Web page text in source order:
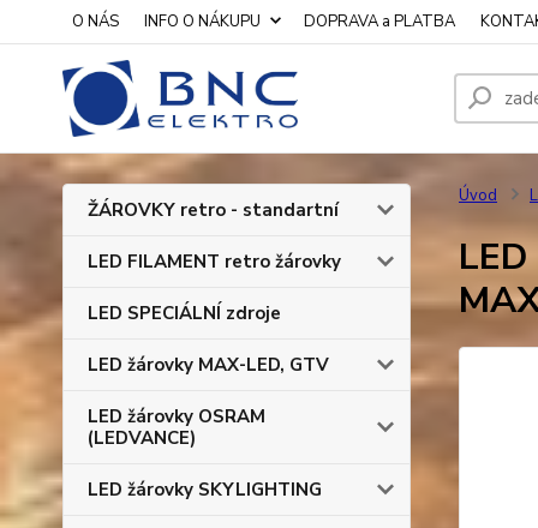
O NÁS INFO O NÁKUPU DOPRAVA a PLATBA
ŽÁROVKY retro - standartní
LED FILAMENT retro žárovky
LED SPECIÁLNÍ zdroje
LED žárovky MAX-LED, GTV
LED žárovky OSRAM
(LEDVANCE)
LED žárovky SKYLIGHTING
Úvod